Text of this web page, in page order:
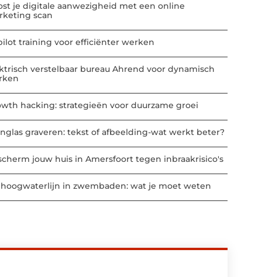
je digitale aanwezigheid met een online
scan
training voor efficiënter werken
verstelbaar bureau Ahrend voor dynamisch
hacking: strategieën voor duurzame groei
graveren: tekst of afbeelding-wat werkt beter?
jouw huis in Amersfoort tegen inbraakrisico's
in zwembaden: wat je moet weten